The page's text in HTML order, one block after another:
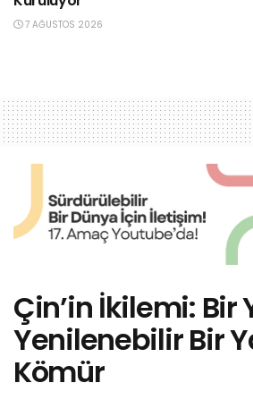
7 AĞUSTOS 2026
Çin’in İkilemi: Bir
Yenilenebilir Bir
Kömür